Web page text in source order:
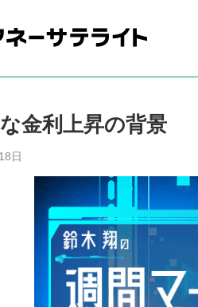
金利上昇の背景
日